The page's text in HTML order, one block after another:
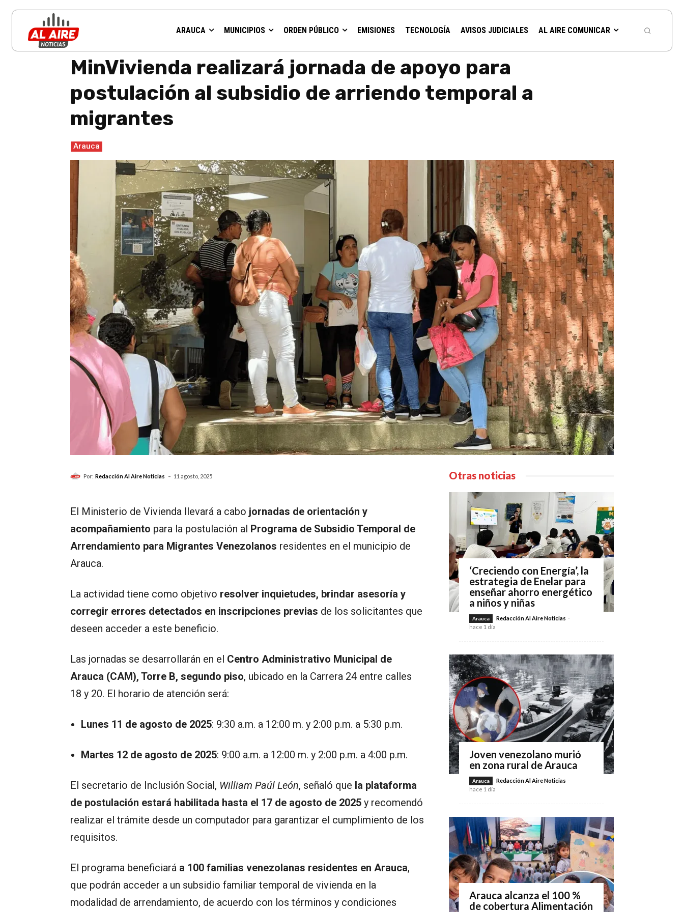
ARAUCA MUNICIPIOS ORDEN PÚBLICO EMISIONES TECNOLOGÍA AVISOS JUDICIALES AL AIRE COMUNICAR
Inicio
MinVivienda realizará jornada de apoyo para
postulación al subsidio de arriendo temporal a
migrantes
Arauca
Por: Redacción Al Aire Noticias - 11 agosto, 2025
El Ministerio de Vivienda llevará a cabo jornadas de orientación y
acompañamiento para la postulación al Programa de Subsidio Temporal de
Arrendamiento para Migrantes Venezolanos residentes en el municipio de
Arauca.
La actividad tiene como objetivo resolver inquietudes, brindar asesoría y
corregir errores detectados en inscripciones previas de los solicitantes que
deseen acceder a este beneficio.
Las jornadas se desarrollarán en el Centro Administrativo Municipal de
Arauca (CAM), Torre B, segundo piso, ubicado en la Carrera 24 entre calles
18 y 20. El horario de atención será:
Lunes 11 de agosto de 2025: 9:30 a.m. a 12:00 m. y 2:00 p.m. a 5:30 p.m.
Martes 12 de agosto de 2025: 9:00 a.m. a 12:00 m. y 2:00 p.m. a 4:00 p.m.
El secretario de Inclusión Social, William Paúl León, señaló que la plataforma
de postulación estará habilitada hasta el 17 de agosto de 2025 y recomendó
realizar el trámite desde un computador para garantizar el cumplimiento de los
requisitos.
El programa beneficiará a 100 familias venezolanas residentes en Arauca,
que podrán acceder a un subsidio familiar temporal de vivienda en la
modalidad de arrendamiento, de acuerdo con los términos y condiciones
Otras noticias
‘Creciendo con Energía’, la
estrategia de Enelar para
enseñar ahorro energético
a niños y niñas
Arauca Redacción Al Aire Noticias -
hace 1 día
Joven venezolano murió
en zona rural de Arauca
Arauca Redacción Al Aire Noticias -
hace 1 día
Arauca alcanza el 100 %
de cobertura Alimentación